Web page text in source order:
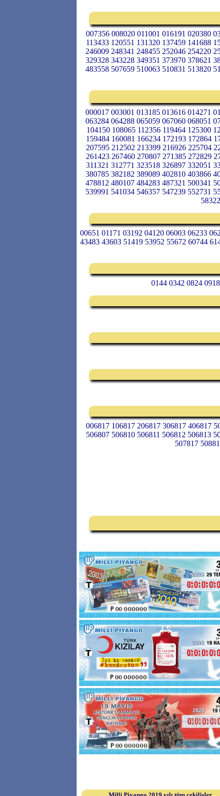
007356 008020 011001 016191 020380
113433 120551 131320 137459 141688
246009 248341 248455 252046 254220
329328 343228 349351 373970 378621
483558 507659 510063 510831 513820
000017 003001 013185 013616 014271
063284 064288 065059 067060 068051
104150 108065 112356 119464 125300
159484 160081 166234 172193 172864
207595 212502 213399 216926 225704
261423 267460 270807 271385 272829
311321 312771 323518 326897 332051
380785 382182 389089 402810 403866
478812 480107 484283 487321 500341
539991 541034 546357 547239 552731
00651 01171 03192 04120 06003 06233
43483 43603 51419 53952 55672 60744
0144 0342 0824
006817 106817 206817 306817 406817
506807 506810 506811 506812 506813
507817